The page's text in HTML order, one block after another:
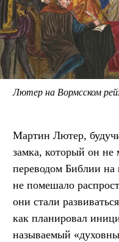
Лютер на Вормсском
Мартин Лютер,
замка, который он не
переводом Библии
не помешало
они стали
как планировал
называемый